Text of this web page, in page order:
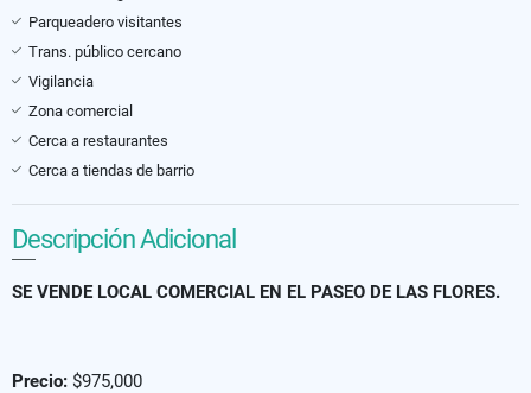
Parqueadero visitantes
Trans. público cercano
Vigilancia
Zona comercial
Cerca a restaurantes
Cerca a tiendas de barrio
Descripción Adicional
SE VENDE LOCAL COMERCIAL EN EL PASEO DE LAS FLORES.
Precio: $975,000